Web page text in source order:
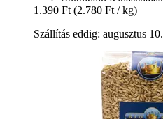
1.390 Ft (2.780 Ft / kg)
Szállítás eddig: augusztus 10.